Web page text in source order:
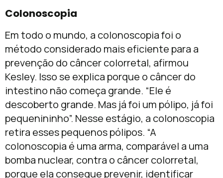
Colonoscopia
Em todo o mundo, a colonoscopia foi o
método considerado mais eficiente para a
prevenção do câncer colorretal, afirmou
Kesley. Isso se explica porque o câncer do
intestino não começa grande. “Ele é
descoberto grande. Mas já foi um pólipo, já foi
pequenininho”. Nesse estágio, a colonoscopia
retira esses pequenos pólipos. “A
colonoscopia é uma arma, comparável a uma
bomba nuclear, contra o câncer colorretal,
porque ela consegue prevenir, identificar